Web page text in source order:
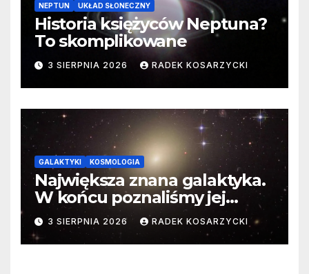
NEPTUN UKŁAD SŁONECZNY
Historia księżyców Neptuna?
To skomplikowane
3 SIERPNIA 2026 RADEK KOSARZYCKI
GALAKTYKI KOSMOLOGIA
Największa znana galaktyka.
W końcu poznaliśmy jej
faktyczne wymiary
3 SIERPNIA 2026 RADEK KOSARZYCKI